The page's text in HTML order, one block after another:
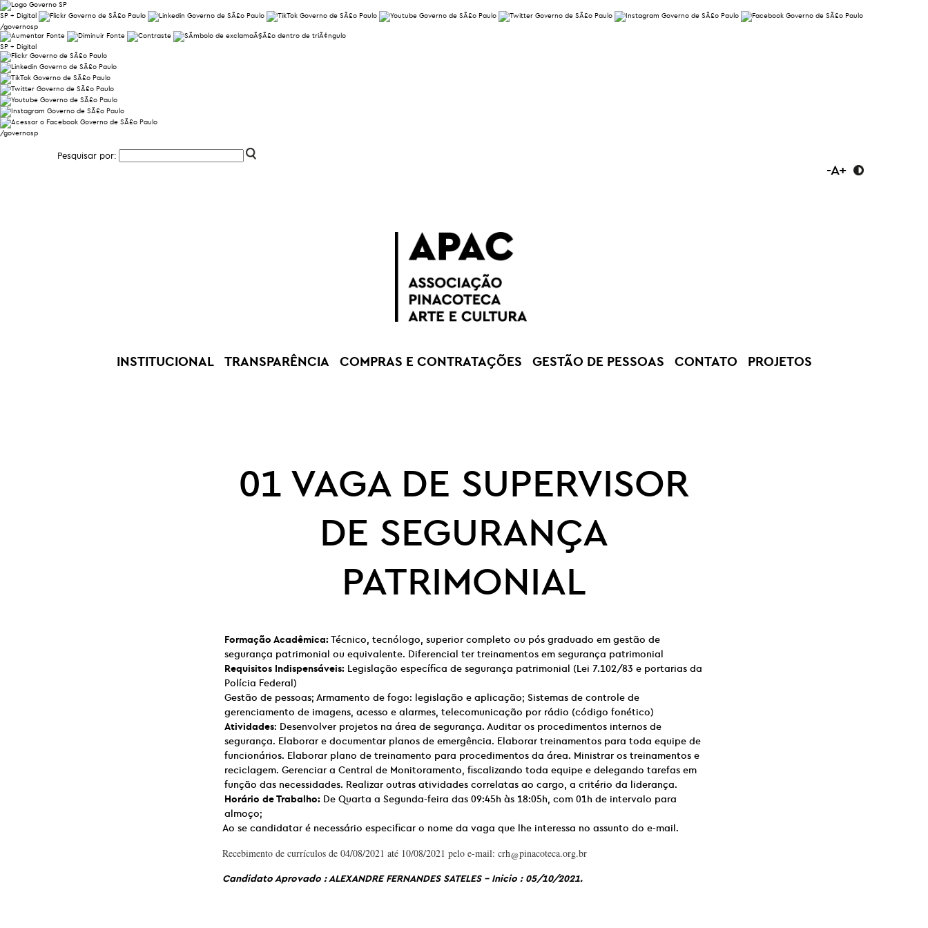
SP + Digital
/governosp
SP + Digital
/governosp
Pesquisar por:
-A+
INSTITUCIONAL TRANSPARÊNCIA COMPRAS E CONTRATAÇÕES GESTÃO DE PESSOAS CONTATO PROJETOS
01 VAGA DE SUPERVISOR
DE SEGURANÇA
PATRIMONIAL
Formação Acadêmica:Técnico, tecnólogo, superior completo ou pós graduado em gestão de
segurança patrimonial ou equivalente. Diferencial ter treinamentos em segurança patrimonial
Requisitos Indispensáveis: Legislação específica de segurança patrimonial (Lei 7.102/83 e portarias da
Polícia Federal)
Gestão de pessoas; Armamento de fogo: legislação e aplicação; Sistemas de controle de
gerenciamento de imagens, acesso e alarmes, telecomunicação por rádio (código fonético)
Atividades: Desenvolver projetos na área de segurança. Auditar os procedimentos internos de
segurança. Elaborar e documentar planos de emergência. Elaborar treinamentos para toda equipe de
funcionários. Elaborar plano de treinamento para procedimentos da área. Ministrar os treinamentos e
reciclagem. Gerenciar a Central de Monitoramento, fiscalizando toda equipe e delegando tarefas em
função das necessidades. Realizar outras atividades correlatas ao cargo, a critério da liderança.
Horário de Trabalho: De Quarta a Segunda-feira das 09:45h às 18:05h, com 01h de intervalo para
almoço;
Ao se candidatar é necessário especificar o nome da vaga que lhe interessa no assunto do e-mail.
Recebimento de currículos de 04/08/2021 até 10/08/2021 pelo e-mail: crh@pinacoteca.org.br
Candidato Aprovado : ALEXANDRE FERNANDES SATELES – Inicio : 05/10/2021.